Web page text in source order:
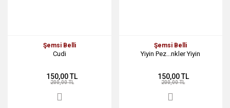
Şemsi Belli
Cudi
150,00 TL
200,00 TL
Şemsi Belli
Yiyin Pez...nkler Yiyin
150,00 TL
200,00 TL